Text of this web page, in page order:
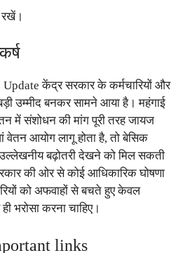
रखें।
केंद्र सरकार के कर्मचारियों और
उम्मीद बनकर सामने आया है। महंगाई
में संशोधन की मांग पूरी तरह जायज
वेतन आयोग लागू होता है, तो बेसिक
बढ़ोतरी देखने को मिल सकती
की ओर से कोई आधिकारिक घोषणा
को अफवाहों से बचते हुए केवल
भरोसा करना चाहिए।
links